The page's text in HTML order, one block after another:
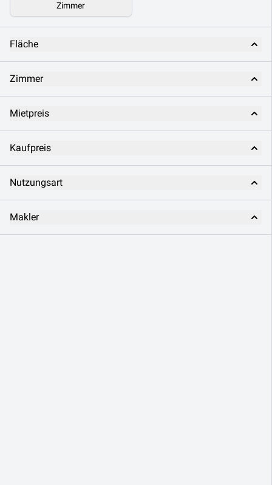
Zimmer
Fläche
Zimmer
Mietpreis
Kaufpreis
Nutzungsart
Makler